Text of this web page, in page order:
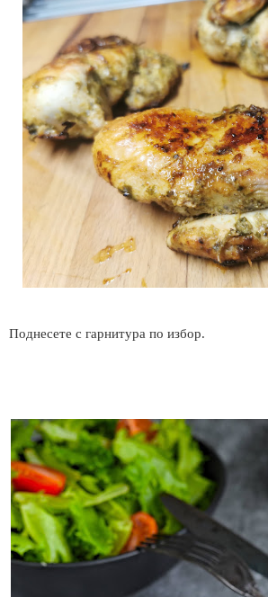
Поднесете с гарнитура по избор.